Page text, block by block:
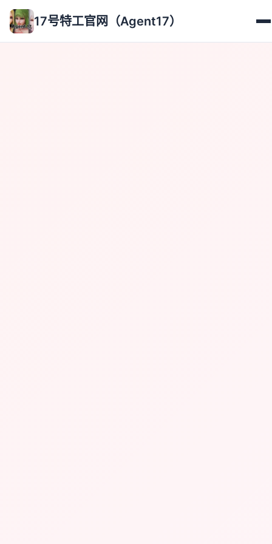
17号特工官网（Agent17）